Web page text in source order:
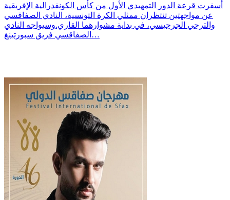
أسفرت قرعة الدور التمهيدي الأول من كأس الكونفدرالية الإفريقية
عن مواجهتين تنتظران ممثلي الكرة التونسية، النادي الصفاقسي
والترجي الجرجيسي، في بداية مشوارهما القاري.وسيواجه النادي
الصفاقسي فريق سبورتينغ…